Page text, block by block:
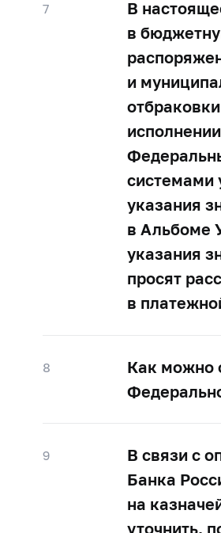
7
В
в
и
системами
указания
в Альбоме
указания
просят
в
8
Как можно
9
В связи с
Банка
на
уточнить,